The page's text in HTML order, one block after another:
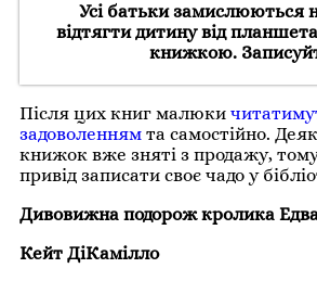
Усі батьки замислюються
відтягти дитину від
книжкою.
Після цих книг малюки
задоволенням та самостійно.
книжок вже зняті з продажу,
привід записати своє чадо у
Дивовижна подорож кролика
Кейт ДіКамілло